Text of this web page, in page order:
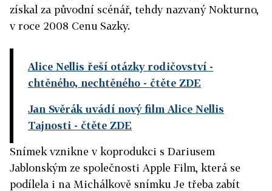
získal za původní scénář, tehdy nazvaný Nokturno,
v roce 2008 Cenu Sazky.
Alice Nellis řeší otázky rodičovství -
chtěného, nechtěného - čtěte ZDE
Jan Svěrák uvádí nový film Alice Nellis
Tajnosti - čtěte ZDE
Snímek vznikne v koprodukci s Dariusem
Jablonským ze společnosti Apple Film, která se
podílela i na Michálkově snímku Je třeba zabít